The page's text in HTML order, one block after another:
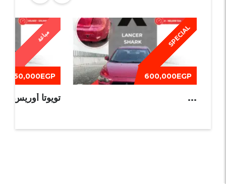
SPECIAL
600,000EGP
...
مباعة
550,000EGP
تويوتا أوريس 2013